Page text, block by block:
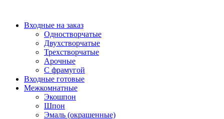
содержимому
Входные на заказ
Одностворчатые
Двухстворчатые
Трехстворчатые
Арочные
С фрамугой
Входные готовые
Межкомнатные
Экошпон
Шпон
Эмаль (окрашенные)